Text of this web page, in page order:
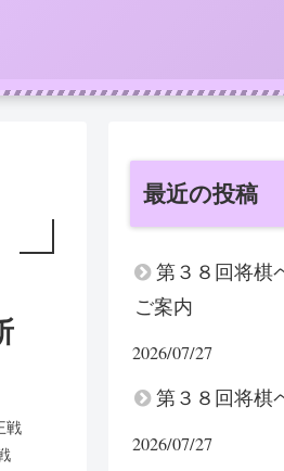
戦
最近の投稿
第３８回将棋
ご案内
2026/07/27
第３８回将棋
2026/07/27